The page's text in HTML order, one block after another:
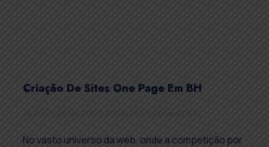
Criação De Sites One Page Em BH
No vasto universo da web, onde a competição por